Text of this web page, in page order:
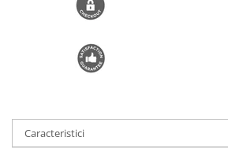
Caracteristici